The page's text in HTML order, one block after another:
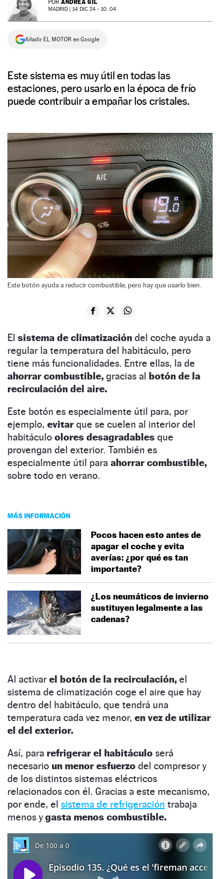
NEWSLETTER
SÍGUENOS
POR ANDREA GIL
MADRID | 14 DIC 24 - 10: 04
Añadir EL MOTOR en Google
Este sistema es muy útil en todas las
estaciones, pero usarlo en la época de frío
puede contribuir a empañar los cristales.
Este botón ayuda a reducir combustible, pero hay que usarlo bien.
El sistema de climatización del coche ayuda a
regular la temperatura del habitáculo, pero
tiene más funcionalidades. Entre ellas, la de
ahorrar combustible, gracias al botón de la
recirculación del aire.
Este botón es especialmente útil para, por
ejemplo, evitarque se cuelen al interior del
habitáculo olores desagradables que
provengan del exterior. También es
especialmente útil para ahorrar combustible,
sobre todo en verano.
MÁS INFORMACIÓN
Pocos hacen esto antes de
apagar el coche y evita
averías: ¿por qué es tan
importante?
¿Los neumáticos de invierno
sustituyen legalmente a las
cadenas?
Al activar el botón de la recirculación, el
sistema de climatización coge el aire que hay
dentro del habitáculo, que tendrá una
temperatura cada vez menor, en vez de utilizar
el del exterior.
Así, para refrigerar el habitáculo será
necesario un menor esfuerzo del compresor y
de los distintos sistemas eléctricos
relacionados con él. Gracias a este mecanismo,
por ende, el sistema de refrigeración trabaja
menos ygasta menos combustible.